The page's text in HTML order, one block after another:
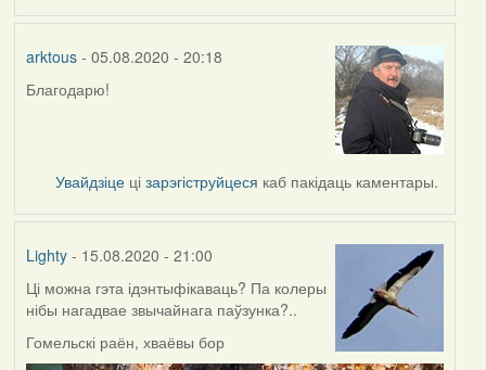
arktous- 05.08.2020 - 20:18
In
Harrier
Благодарю!
Увайдзіце цізарэгіструйцеся каб пакідаць каментары.
Lighty- 15.08.2020 - 21:00
Ці можна гэта ідэнтыфікаваць? Па колеры
нібы нагадвае звычайнага паўзунка?..
Гомельскі раён, хваёвы бор